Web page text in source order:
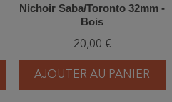
Nichoir Saba/Toronto 32mm -
Bois
20,00 €
AJOUTER AU PANIER